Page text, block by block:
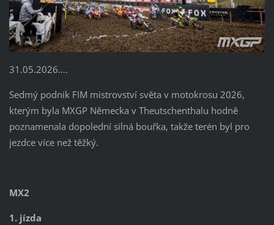
31.05.2026….
Sedmý podnik FIM mistrovství světa v motokrosu 2026,
kterým byla MXGP Německa v Theutschenthalu hodně
poznamenala dopolední silná bouřka, takže terén byl pro
jezdce více než těžký.
MX2
1. jízda